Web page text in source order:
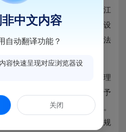
局决定将马尾区联安支路（江
支路（江滨东大道至前街）设
”，重点对机动车乱停放等违法
州市公安局马尾分局交通管理
辆实施电子警察监控抓拍并予
交通违法行为予以严格管理。
交通法律法规，文明驾驶、规
中文内容
自动翻译功能？
容快速呈现对应浏览器设
关闭